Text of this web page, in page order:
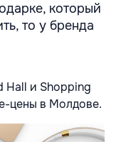
который
то у бренда
Hall и Shopping
цены в Молдове.